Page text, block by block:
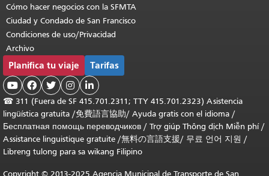
Cómo hacer negocios con la SFMTA
Ciudad y Condado de San Francisco
Condiciones de uso/Privacidad
Archivo
Planifica tu viaje Tarifas
    
☎ 311 (Fuera de SF 415.701.2311; TTY 415.701.2323) Asistencia
lingüística gratuita /免費語言協助/ Ayuda gratis con el idioma /
Бесплатная помощь переводчиков / Trợ giúp Thông dịch Miễn phí/
Assistance linguistique gratuite /無料の言語支援/ 무료 언어 지원 /
Libreng tulong para sa wikang Filipino
Copyright © 2013-2025 Agencia Municipal de Transporte de San